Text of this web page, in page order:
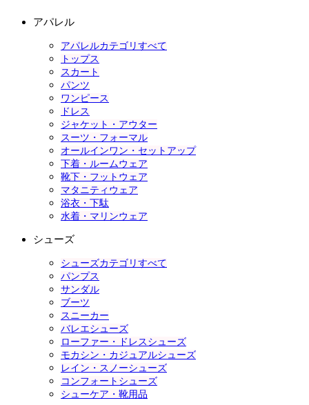
アパレル
アパレルカテゴリすべて
トップス
スカート
パンツ
ワンピース
ドレス
ジャケット・アウター
スーツ・フォーマル
オールインワン・セットアップ
下着・ルームウェア
靴下・フットウェア
マタニティウェア
浴衣・下駄
水着・マリンウェア
シューズ
シューズカテゴリすべて
パンプス
サンダル
ブーツ
スニーカー
バレエシューズ
ローファー・ドレスシューズ
モカシン・カジュアルシューズ
レイン・スノーシューズ
コンフォートシューズ
シューケア・靴用品